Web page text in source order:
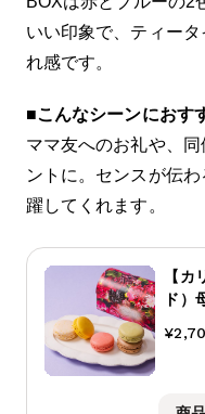
いい印象で、ティー
れ感です。
■こんなシーンにおす
ママ友へのお礼や、
ントに。センスが伝
躍してくれます。
【
ド）